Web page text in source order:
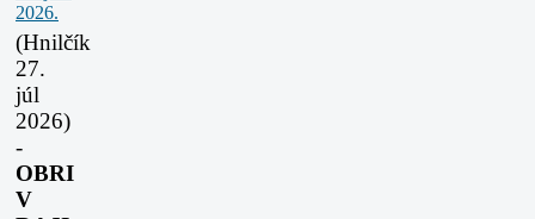
(Hnilčík
27.
júl
2026)
-
OBRI
V